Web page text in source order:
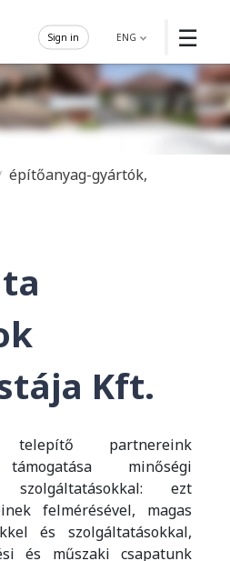
☰
ENG
Sign in
építőanyag-gyártók,
Kft.
partnereink
támogatása minőségi
ezt
felmérésével, magas
és szolgáltatásokkal,
és műszaki csapatunk